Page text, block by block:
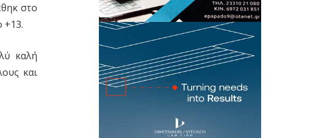
στο
+13.
καλή
και